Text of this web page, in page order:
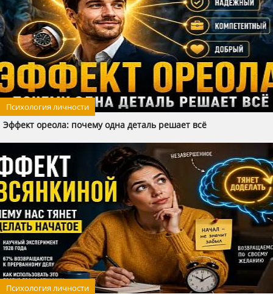
Психология личности
Эффект ореола: почему одна деталь решает всё
Психология личности